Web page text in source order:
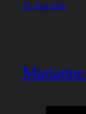
31. Mai 2026